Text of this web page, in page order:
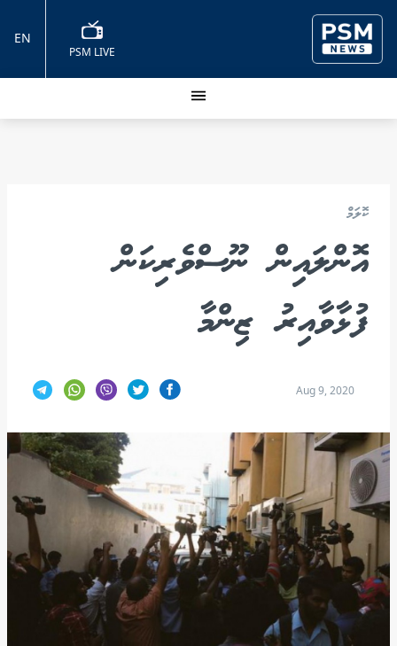
PSM LIVE
EN
ކޮލަމް
އޮންލައިން ނޫސްވެރިކަން
ފުޅާވާއިރު ޒިންމާ
Aug 9, 2020